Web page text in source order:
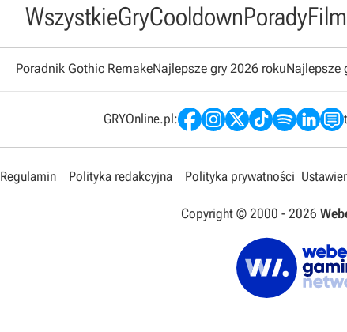
WszystkieGryCooldownPorady
Poradnik Gothic RemakeNajlepsze gry 2026 rokuNajlepsze
GRYOnline.pl:
Regulamin Polityka redakcyjna Polityka prywatności
Copyright © 2000 - 2026